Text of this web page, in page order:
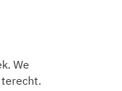
We